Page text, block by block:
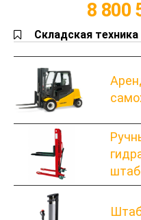
8 800
Складская техника